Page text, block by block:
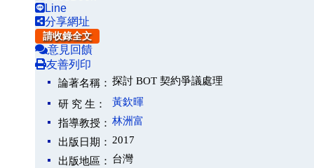
Line
分享網址
請收錄全文
意見回饋
友善列印
論著名稱： 探討 BOT 契約爭議處理
研 究 生：
黃欽暉
指導教授： 林洲富
出版日期： 2017
出版地區： 台灣